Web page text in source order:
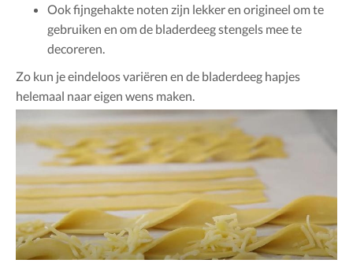
Ook fijngehakte noten zijn lekker en origineel om te
gebruiken en om de bladerdeeg stengels mee te
decoreren.
Zo kun je eindeloos variëren en de bladerdeeg hapjes
helemaal naar eigen wens maken.